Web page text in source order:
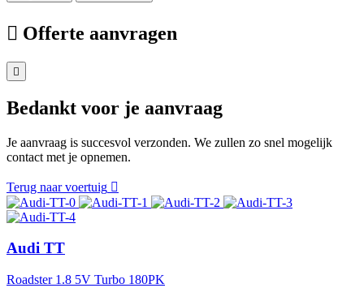
Offerte aanvragen
Bedankt voor je aanvraag
Je aanvraag is succesvol verzonden. We zullen zo snel mogelijk
contact met je opnemen.
Terug naar voertuig
Audi TT
Roadster 1.8 5V Turbo 180PK